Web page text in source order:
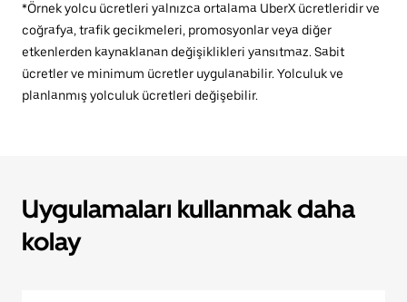
*Örnek yolcu ücretleri yalnızca ortalama UberX ücretleridir ve
coğrafya, trafik gecikmeleri, promosyonlar veya diğer
etkenlerden kaynaklanan değişiklikleri yansıtmaz. Sabit
ücretler ve minimum ücretler uygulanabilir. Yolculuk ve
planlanmış yolculuk ücretleri değişebilir.
Uygulamaları kullanmak daha
kolay